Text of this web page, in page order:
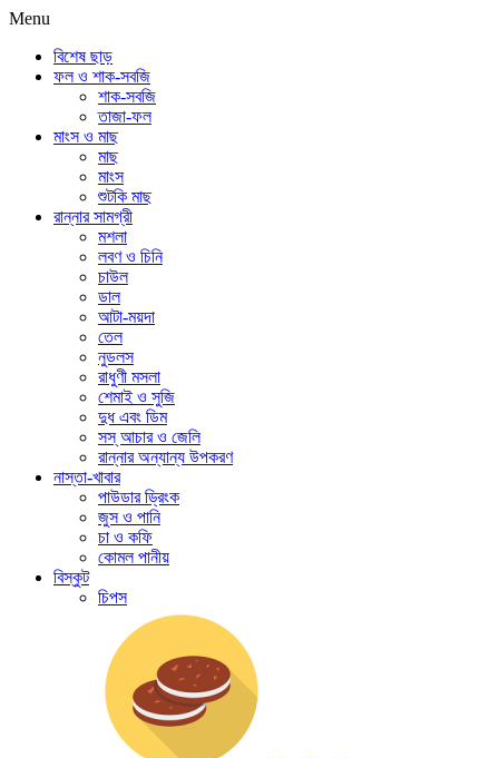
Menu
বিশেষ ছাড়
ফল ও শাক-সবজি
শাক-সবজি
তাজা-ফল
মাংস ও মাছ
মাছ
মাংস
শুটকি মাছ
রান্নার সামগ্রী
মশলা
লবণ ও চিনি
চাউল
ডাল
আটা-ময়দা
তেল
নুডলস
রাধুণী মসলা
শেমাই ও সুজি
দুধ এবং ডিম
সস্ আচার ও জেলি
রান্নার অন্যান্য উপকরণ
নাস্তা-খাবার
পাউডার ড্রিংক
জুস ও পানি
চা ও কফি
কোমল পানীয়
বিস্কুট
চিপস